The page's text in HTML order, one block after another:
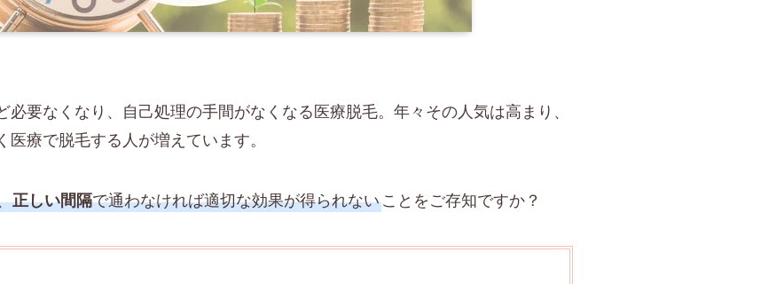
必要なくなり、自己処理の手間がなくなる医療脱毛。年々その人気は高まり、
療で脱毛する人が増えています。
正しい間隔で通わなければ適切な効果が得られないことをご存知ですか？